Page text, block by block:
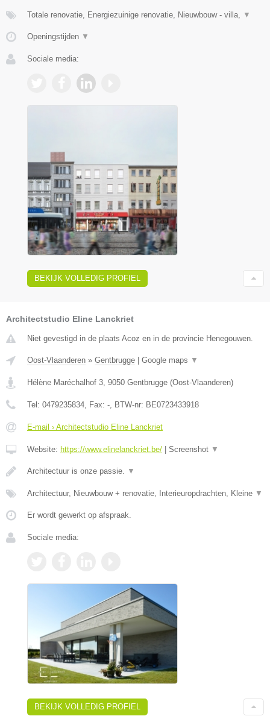
Totale renovatie, Energiezuinige renovatie, Nieuwbouw - villa, ▼
Openingstijden ▼
Sociale media:
BEKIJK VOLLEDIG PROFIEL
Architectstudio Eline Lanckriet
Niet gevestigd in de plaats Acoz en in de provincie Henegouwen.
Oost-Vlaanderen » Gentbrugge Google maps ▼
Hélène Maréchalhof 3, 9050 Gentbrugge (Oost-Vlaanderen)
Tel: 0479235834, Fax: -, BTW-nr: BE0723433918
E-mail › Architectstudio Eline Lanckriet
Website: https://www.elinelanckriet.be/ Screenshot ▼
Architectuur is onze passie. ▼
Architectuur, Nieuwbouw + renovatie, Interieuropdrachten, Kleine ▼
Er wordt gewerkt op afspraak.
Sociale media:
BEKIJK VOLLEDIG PROFIEL